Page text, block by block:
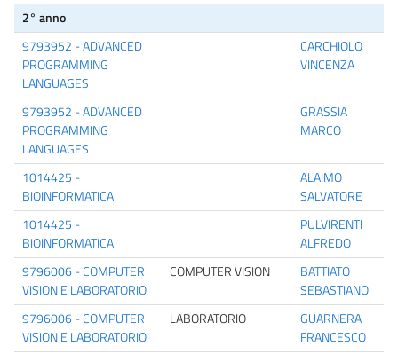
2° anno
9793952 - ADVANCED
PROGRAMMING
LANGUAGES
CARCHIOLO
VINCENZA
9793952 - ADVANCED
PROGRAMMING
LANGUAGES
GRASSIA
MARCO
1014425 -
BIOINFORMATICA
ALAIMO
SALVATORE
1014425 -
BIOINFORMATICA
PULVIRENTI
ALFREDO
9796006 - COMPUTER
VISION E LABORATORIO
COMPUTER VISION
BATTIATO
SEBASTIANO
9796006 - COMPUTER
VISION E LABORATORIO
LABORATORIO
GUARNERA
FRANCESCO